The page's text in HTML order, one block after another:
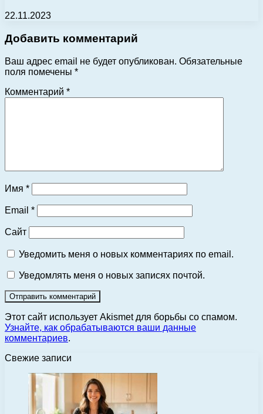
22.11.2023
Добавить комментарий
Ваш адрес email не будет опубликован. Обязательные
поля помечены *
Комментарий *
Имя *
Email *
Сайт
Уведомить меня о новых комментариях по email.
Уведомлять меня о новых записях почтой.
Этот сайт использует Akismet для борьбы со спамом.
Узнайте, как обрабатываются ваши данные
комментариев.
Свежие записи